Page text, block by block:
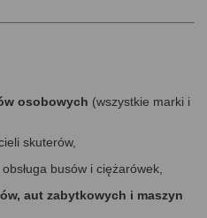
osobowych (wszystkie marki i
skuterów,
obsługa busów i ciężarówek,
aut zabytkowych i maszyn